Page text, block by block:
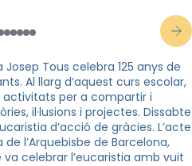
Josep Tous celebra 125 anys de
Al llarg d’aquest curs escolar,
activitats per a compartir i
il·lusions i projectes. Dissabte
d’acció de gràcies. L’acte
l’Arquebisbe de Barcelona,
celebrar l’eucaristia amb vuit